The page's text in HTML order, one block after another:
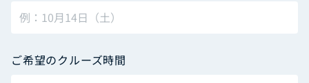
ご希望のクルーズ時間